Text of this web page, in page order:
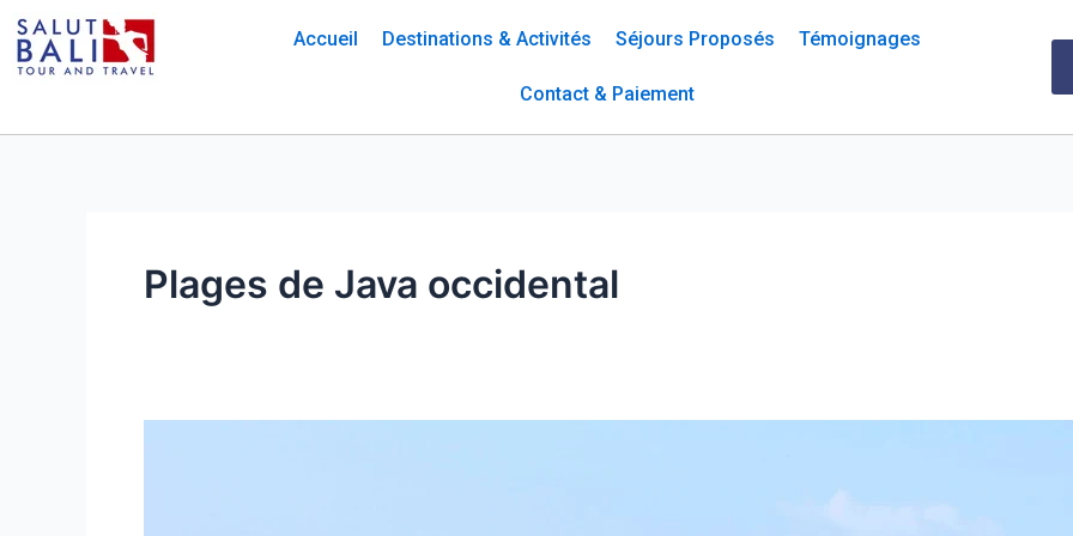
Skip
to
content
Accueil Destinations & Activités Séjours Proposés Témoignages
Contact & Paiement
Plages de Java occidental